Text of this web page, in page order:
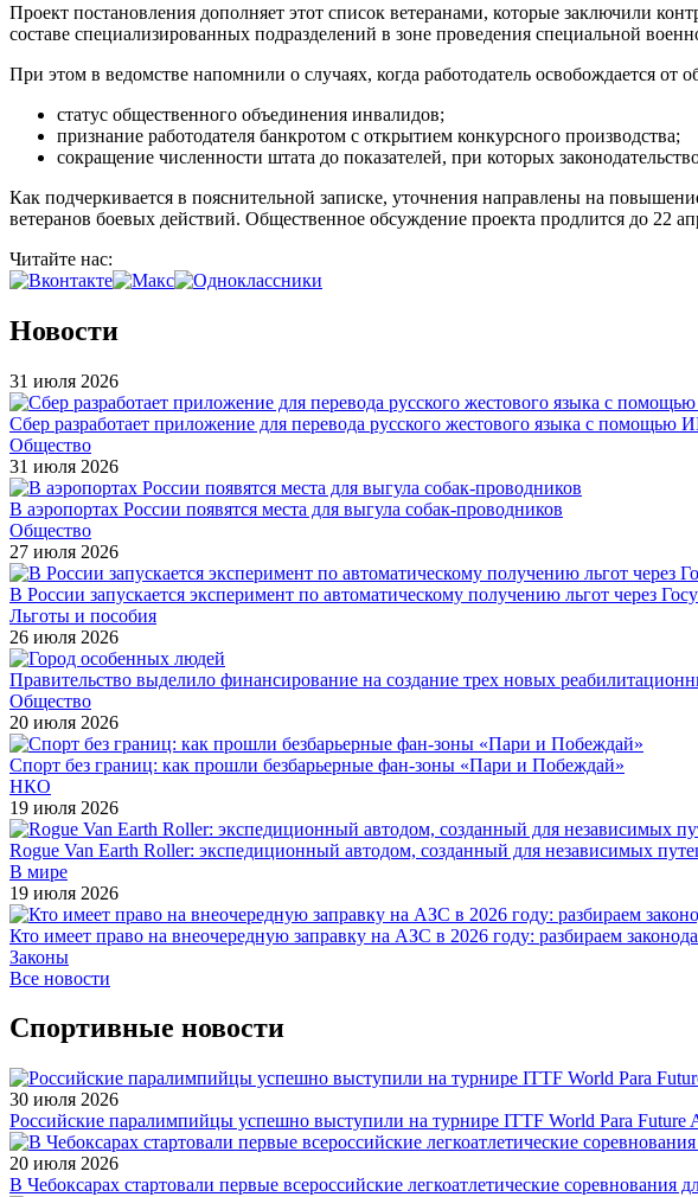
Проект постановления дополняет этот список ветеранами, которые заключили
составе специализированных подразделений в зоне проведения специальной
При этом в ведомстве напомнили о случаях, когда работодатель освобождается от
статус общественного объединения инвалидов;
признание работодателя банкротом с открытием конкурсного производства;
сокращение численности штата до показателей, при которых
Как подчеркивается в пояснительной записке, уточнения направлены на
ветеранов боевых действий. Общественное обсуждение проекта продлится до 22
Читайте нас:
Новости
31 июля 2026
Сбер разработает приложение для перевода русского жестового языка с помощью
Общество
31 июля 2026
В аэропортах России появятся места для выгула собак-проводников
Общество
27 июля 2026
В России запускается эксперимент по автоматическому получению льгот через
Льготы и пособия
26 июля 2026
Правительство выделило финансирование на создание трех новых
Общество
20 июля 2026
Спорт без границ: как прошли безбарьерные фан-зоны «Пари и Побеждай»
НКО
19 июля 2026
Rogue Van Earth Roller: экспедиционный автодом, созданный для независимых
В мире
19 июля 2026
Кто имеет право на внеочередную заправку на АЗС в 2026 году: разбираем
Законы
Все новости
Спортивные новости
30 июля 2026
Российские паралимпийцы успешно выступили на турнире ITTF World Para Future
20 июля 2026
В Чебоксарах стартовали первые всероссийские легкоатлетические соревнования